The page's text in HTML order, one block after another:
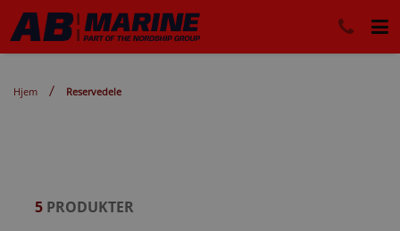
Hjem Reservedele
5PRODUKTER